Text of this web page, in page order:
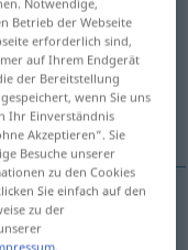
antippen)
Betrieb der Webseite
erforderlich sind,
auf Ihrem Endgerät
der Bereitstellung
wenn Sie uns
Ihr Einverständnis
Akzeptieren“. Sie
Besuche unserer
zu den Cookies
Sie einfach auf den
zu der